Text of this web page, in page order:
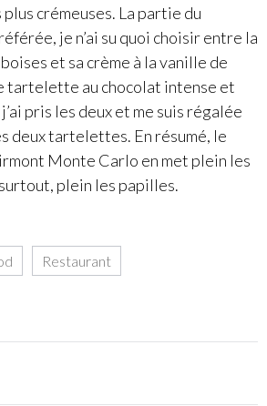
crémeuses. La partie du
je n’ai su quoi choisir entre la
et sa crème à la vanille de
tartelette au chocolat intense et
pris les deux et me suis régalée
deux tartelettes. En résumé, le
Monte Carlo en met plein les
plein les papilles.
Restaurant